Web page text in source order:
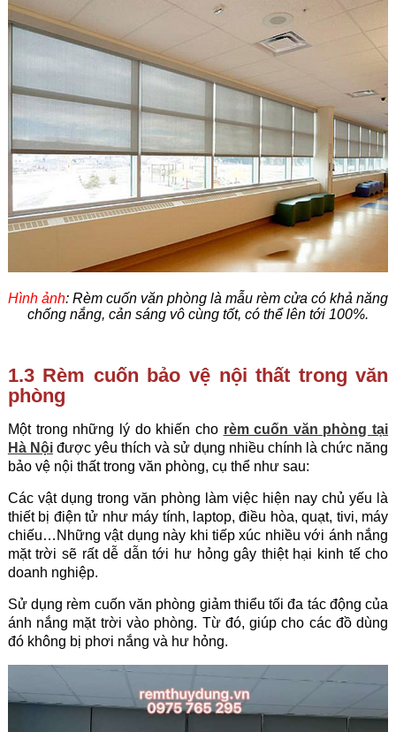
Hình ảnh: Rèm cuốn văn phòng là mẫu rèm cửa có khả năng
chống nắng, cản sáng vô cùng tốt, có thể lên tới 100%.
1.3 Rèm cuốn bảo vệ nội thất trong văn
phòng
Một trong những lý do khiến cho rèm cuốn văn phòng tại
Hà Nộiđược yêu thích và sử dụng nhiều chính là chức năng
bảo vệ nội thất trong văn phòng, cụ thể như sau:
Các vật dụng trong văn phòng làm việc hiện nay chủ yếu là
thiết bị điện tử như máy tính, laptop, điều hòa, quạt, tivi, máy
chiếu…Những vật dụng này khi tiếp xúc nhiều với ánh nắng
mặt trời sẽ rất dễ dẫn tới hư hỏng gây thiệt hại kinh tế cho
doanh nghiệp.
Sử dụng rèm cuốn văn phòng giảm thiểu tối đa tác động của
ánh nắng mặt trời vào phòng. Từ đó, giúp cho các đồ dùng
đó không bị phơi nắng và hư hỏng.